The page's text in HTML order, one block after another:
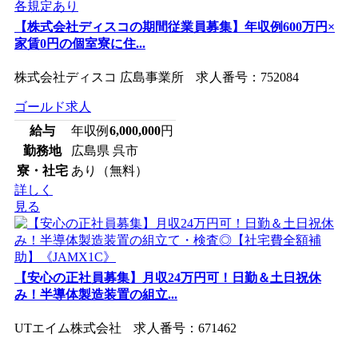
【株式会社ディスコの期間従業員募集】年収例600万円×
家賃0円の個室寮に住...
株式会社ディスコ 広島事業所 求人番号：752084
ゴールド求人
給与
年収例 6,000,000円
勤務地
広島県 呉市
寮・社宅 あり（無料）
詳しく
見る
【安心の正社員募集】月収24万円可！日勤＆土日祝休
み！半導体製造装置の組立...
UTエイム株式会社 求人番号：671462